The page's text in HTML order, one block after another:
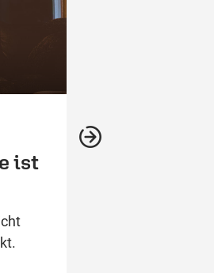
ist
25.08.2024